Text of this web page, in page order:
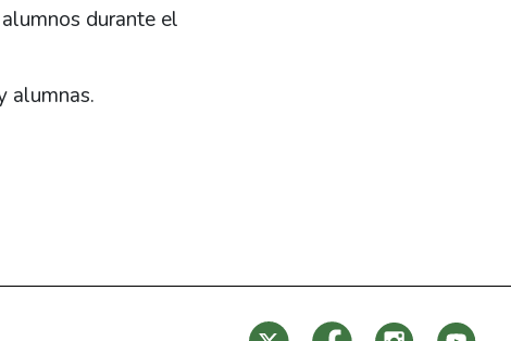
durante el
alumnas.